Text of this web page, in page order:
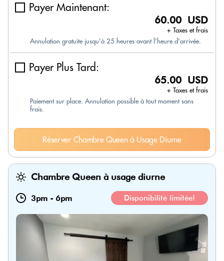
Payer Maintenant:
60.00 USD
+ Taxes et frais
Annulation gratuite jusqu'à 25 heures avant l'heure d'arrivée.
Payer Plus Tard:
65.00 USD
+ Taxes et frais
Paiement sur place. Annulation possible à tout moment sans
frais.
Réserver Chambre Queen à Usage Diurne
Chambre Queen à usage diurne
3pm - 6pm Disponibilité limitée!